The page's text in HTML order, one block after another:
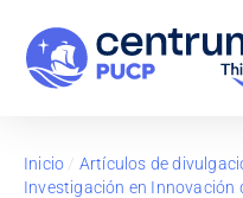
Inicio / Artículos de
Investigación en Innovación